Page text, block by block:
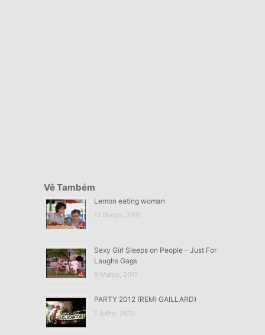
Vê Também
Lemon eating woman
12 Março, 2011
Sexy Girl Sleeps on People – Just For
Laughs Gags
8 Março, 2011
PARTY 2012 (REMI GAILLARD)
1 Julho, 2012